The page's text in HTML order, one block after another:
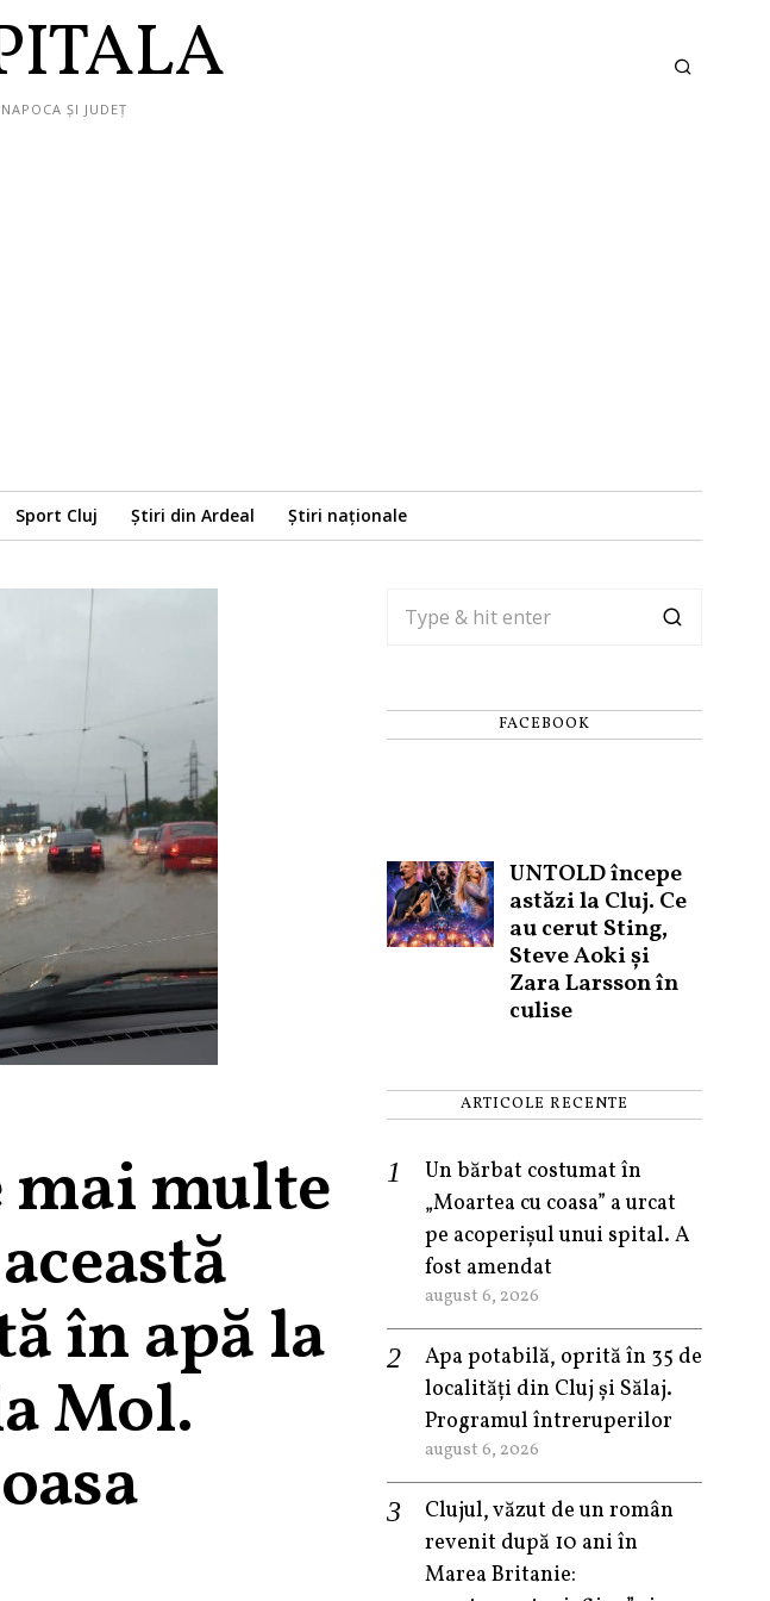
ȘI JUDEȚ
Sport Cluj Știri din Ardeal Știri naționale
mai multe
în apă la
Mol.
FACEBOOK
UNTOLD începe
astăzi la Cluj. Ce
au cerut Sting,
Steve Aoki și
Zara Larsson în
culise
ARTICOLE RECENTE
Un bărbat costumat în
„Moartea cu coasa” a urcat
pe acoperișul unui spital. A
fost amendat
august 6, 2026
Apa potabilă, oprită în 35 de
localități din Cluj și Sălaj.
Programul întreruperilor
august 6, 2026
Clujul, văzut de un român
revenit după 10 ani în
Marea Britanie: